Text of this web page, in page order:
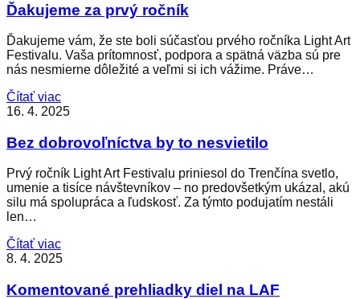
Ďakujeme za prvý ročník
Ďakujeme vám, že ste boli súčasťou prvého ročníka Light Art
Festivalu. Vaša prítomnosť, podpora a spätná väzba sú pre
nás nesmierne dôležité a veľmi si ich vážime. Práve…
Čítať viac
16. 4. 2025
Bez dobrovoľníctva by to nesvietilo
Prvý ročník Light Art Festivalu priniesol do Trenčína svetlo,
umenie a tisíce návštevníkov – no predovšetkým ukázal, akú
silu má spolupráca a ľudskosť. Za týmto podujatím nestáli
len…
Čítať viac
8. 4. 2025
Komentované prehliadky diel na LAF